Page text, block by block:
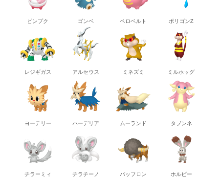
ピンプク ゴンベ ベロベルト ポリゴンZ
レジギガス アルセウス ミネズミ ミルホッグ
ヨーテリー ハーデリア ムーランド タブンネ
チラーミィ チラチーノ バッフロン ホルビー